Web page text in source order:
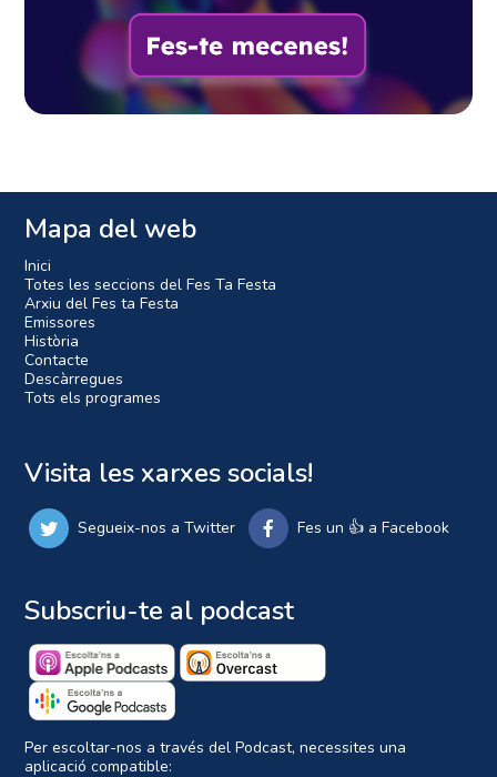
Mapa del web
Inici
Totes les seccions del Fes Ta Festa
Arxiu del Fes ta Festa
Emissores
Història
Contacte
Descàrregues
Tots els programes
Visita les xarxes socials!
Segueix-nos a Twitter Fes un 👍 a Facebook
Subscriu-te al podcast
Per escoltar-nos a través del Podcast, necessites una
aplicació compatible: